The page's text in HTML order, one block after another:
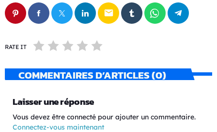
email
RATE IT
COMMENTAIRES D’ARTICLES (0)
Laisser une réponse
Vous devez être connecté pour ajouter un commentaire.
Connectez-vous maintenant